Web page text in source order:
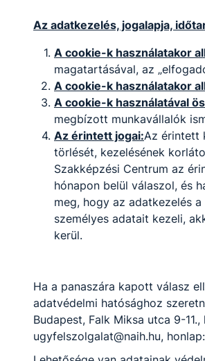
Bajai Szakképzési
Centrum Türr István
Technikum
6500 Baja, Bácska tér 1.
Teams
E-mail: turr@turr.hu
OM azonosító:
203028/015
Az adatkezelés, jogalapja,
A cookie-k használatakor
magatartásával, az
A cookie-k használatakor
A cookie-k használatával
megbízott munkavállalók
Az érintett jogai:Az érintett
törlését, kezelésének
Szakképzési Centrum az
hónapon belül válaszol, és
meg, hogy az adatkezelés
személyes adatait kezeli,
kerül.
Ha a panaszára kapott válasz
adatvédelmi hatósághoz
Budapest, Falk Miksa utca 9-
ugyfelszolgalat@naih.hu, honlap: